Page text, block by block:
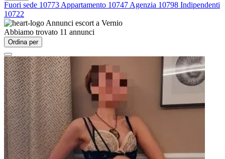
Fuori sede 10773 Appartamento 10747 Agenzia 10798 Indipendenti
10722
Annunci escort a Vernio
Abbiamo trovato 11 annunci
Ordina per